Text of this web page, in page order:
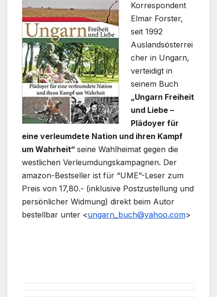
Korrespondent
Elmar Forster,
seit 1992
Auslandsösterrei
cher in Ungarn,
verteidigt in
seinem Buch
„Ungarn Freiheit
und Liebe –
Plädoyer für
eine verleumdete Nation und ihren Kampf
um Wahrheit“ seine Wahlheimat gegen die
westlichen Verleumdungskampagnen. Der
amazon-Bestseller ist für “UME”-Leser zum
Preis von 17,80.- (inklusive Postzustellung und
persönlicher Widmung) direkt beim Autor
bestellbar unter <ungarn_buch@yahoo.com>